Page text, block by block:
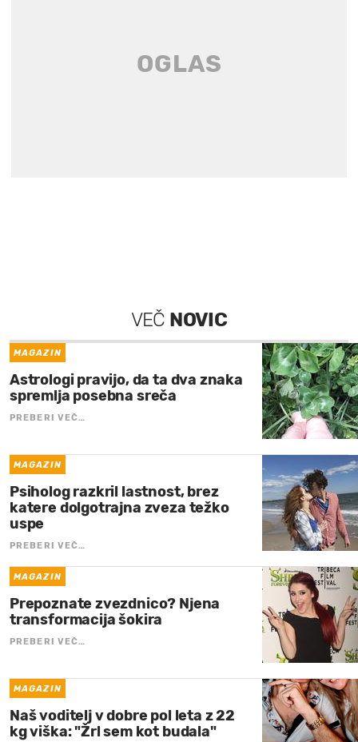
VEČ NOVIC
MAGAZIN
Astrologi pravijo, da ta dva znaka
spremlja posebna sreča
PREBERI VEČ…
MAGAZIN
Psiholog razkril lastnost, brez
katere dolgotrajna zveza težko
uspe
PREBERI VEČ…
MAGAZIN
Prepoznate zvezdnico? Njena
transformacija šokira
PREBERI VEČ…
MAGAZIN
Naš voditelj v dobre pol leta z 22
kg viška: "Žrl sem kot budala"